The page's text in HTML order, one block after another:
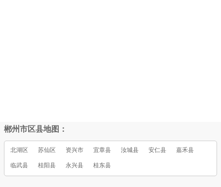
郴州市区县地图：
北湖区 苏仙区 资兴市 宜章县 汝城县 安仁县 嘉禾县
临武县 桂阳县 永兴县 桂东县